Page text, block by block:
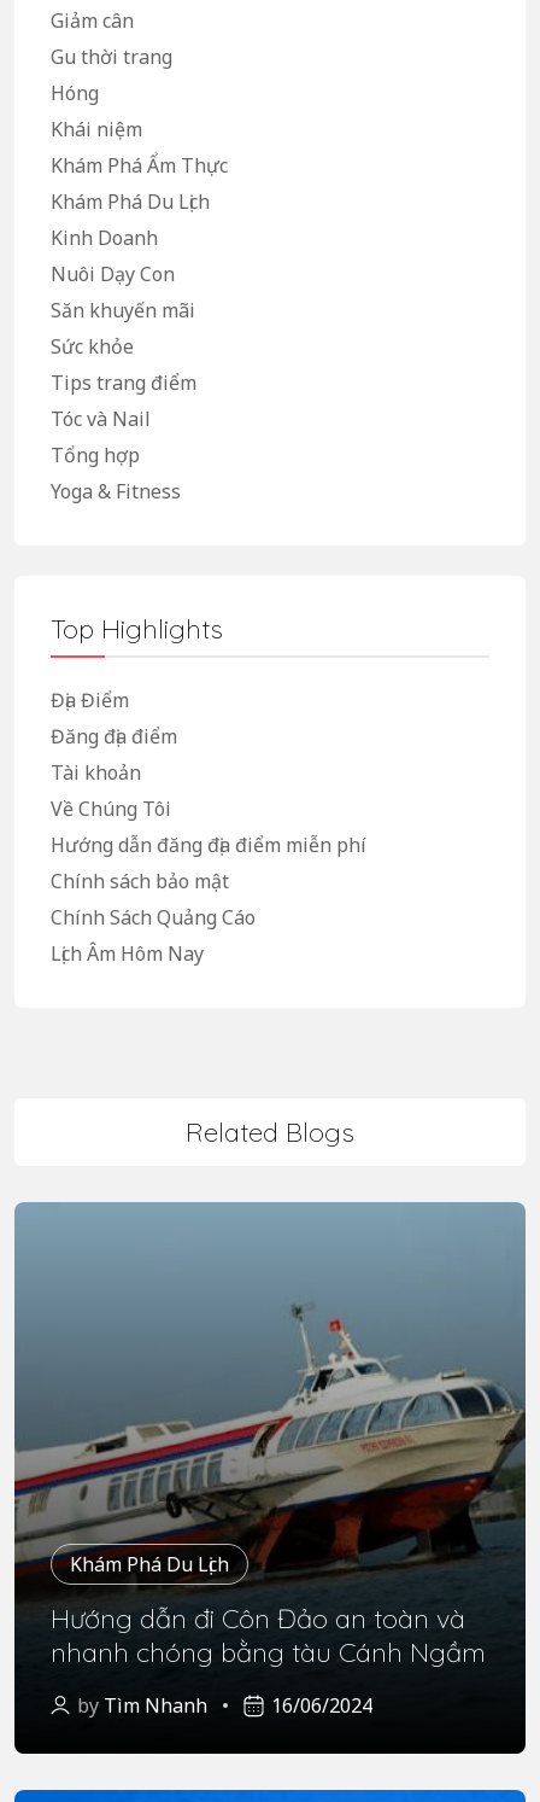
Giảm cân
Gu thời trang
Hóng
Khái niệm
Khám Phá Ẩm Thực
Khám Phá Du Lịch
Kinh Doanh
Nuôi Dạy Con
Săn khuyến mãi
Sức khỏe
Tips trang điểm
Tóc và Nail
Tổng hợp
Yoga & Fitness
Top Highlights
Địa Điểm
Đăng địa điểm
Tài khoản
Về Chúng Tôi
Hướng dẫn đăng địa điểm miễn phí
Chính sách bảo mật
Chính Sách Quảng Cáo
Lịch Âm Hôm Nay
Related Blogs
Khám Phá Du Lịch
Hướng dẫn đi Côn Đảo an toàn và
nhanh chóng bằng tàu Cánh Ngầm
by Tìm Nhanh 16/06/2024